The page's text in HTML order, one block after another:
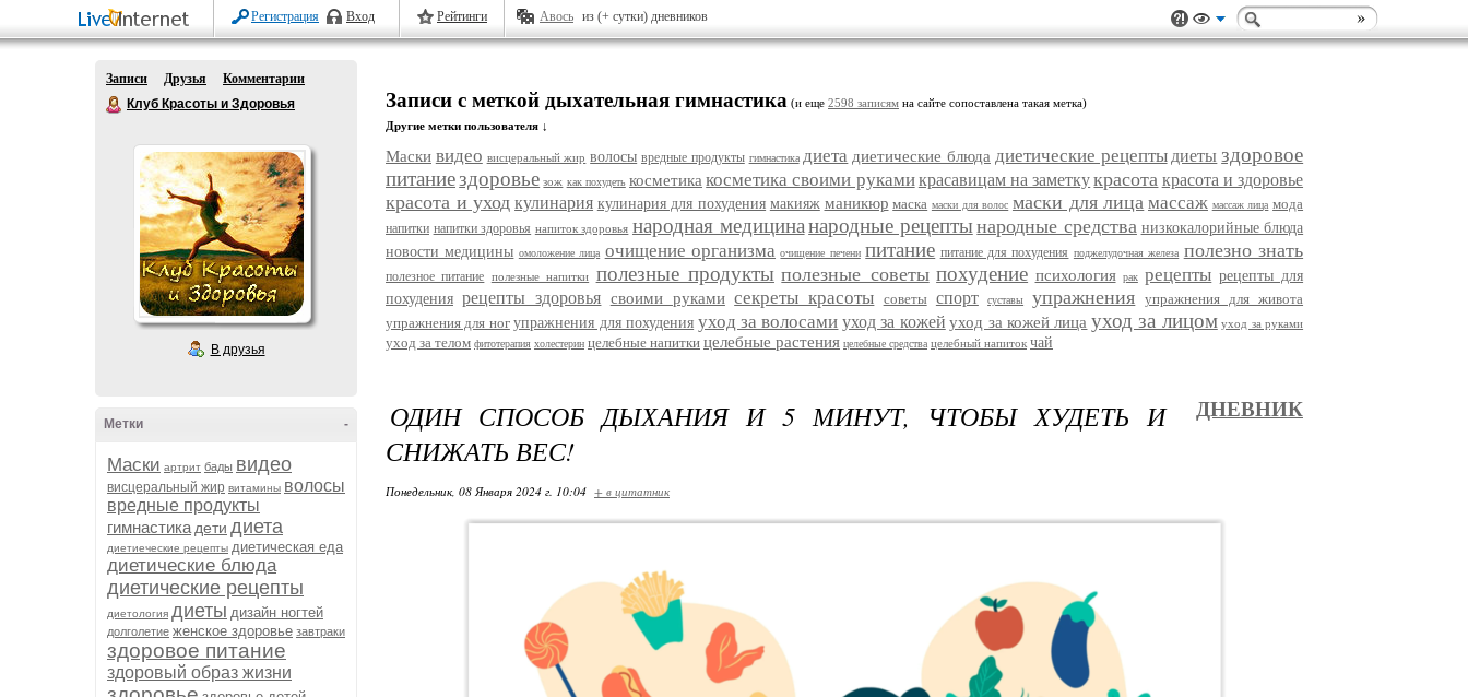
Регистрация Вход Рейтинги Авось из (+ сутки) дневников
Записи Друзья
Комментарии
Клуб Красоты и Здоровья
В друзья
-
Метки
Маски артрит бады видео
висцеральный жир витамины волосы
вредные продукты
гимнастика дети диета
диетиеческие рецепты диетическая еда
диетические блюда
диетические рецепты
диетология диеты дизайн ногтей
долголетие женское здоровье завтраки
здоровое питание
здоровый образ жизни
Записи с меткой дыхательная гимнастика (и еще 2598 записям на сайте сопоставлена такая метка)
Другие метки пользователя ↓
Маски видео висцеральный жир волосы вредные продукты гимнастика диета диетические блюда диетические рецепты диеты здоровое
питаниездоровье зож как похудеть косметика косметика своими рукамикрасавицам на заметку красота красота и здоровье
красота и уход кулинария кулинария для похудения макияж маникюр маска маски для волос маски для лица массаж массаж лица мода
напитки напитки здоровья напиток здоровья народная медицинанародные рецепты народные средства низкокалорийные блюда
новости медицины омоложение лица очищение организма очищение печени питание питание для похудения поджелудочная железа полезно знать
полезное питание полезные напитки полезные продукты полезные советы похудение психология рак рецепты рецепты для
похудения рецепты здоровья своими руками секреты красоты советы спорт суставы упражнения упражнения для живота
упражнения для ног упражнения для похудения уход за волосами уход за кожей уход за кожей лица уход за лицом уход за руками
уход за телом фитотерапия холестерин целебные напитки целебные растения целебные средства целебный напиток чай
ОДИН СПОСОБ ДЫХАНИЯ И 5 МИНУТ, ЧТОБЫ ХУДЕТЬ И
СНИЖАТЬ ВЕС!
ДНЕВНИК
Понедельник, 08 Января 2024 г. 10:04 + в цитатник